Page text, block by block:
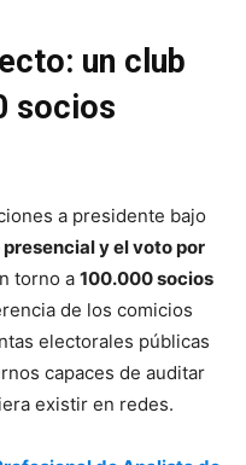
un club
socios
a presidente bajo
y el voto por
torno a 100.000 socios
de los comicios
electorales públicas
capaces de auditar
existir en redes.